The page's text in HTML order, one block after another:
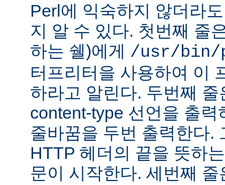
Perl에 익숙하지 않더라
지 알 수 있다. 첫번째 줄
하는 쉘)에게 /usr/bin/
터프리터을 사용하여 이
하라고 알린다. 두번째 줄
content-type 선언을 출
줄바꿈을 두번 출력한다.
HTTP 헤더의 끝을 뜻하
문이 시작한다. 세번째